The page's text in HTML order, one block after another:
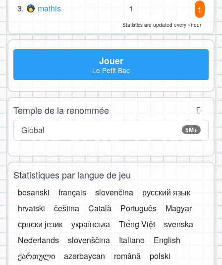
3. mathis 1 1
Statistics are updated every ~hour
Jouer
Le Petit Bac
Temple de la renommée
5M+
Global
Statistiques par langue de jeu
bosanski français slovenčina
русский язык
hrvatski
čeština Català Português
Magyar
српски језик
українська Tiếng Việt
svenska
Nederlands
slovenščina Italiano
English
ქართული
azərbaycan română
polski